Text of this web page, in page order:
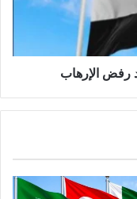
رفض الإرهاب